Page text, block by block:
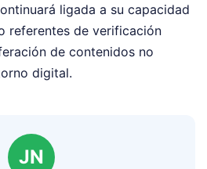
ligada a su capacidad
referentes de verificación
de contenidos no
digital.
JN